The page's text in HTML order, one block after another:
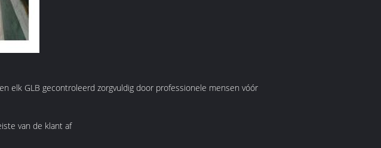
elk GLB gecontroleerd zorgvuldig door professionele mensen vóór
van de klant af